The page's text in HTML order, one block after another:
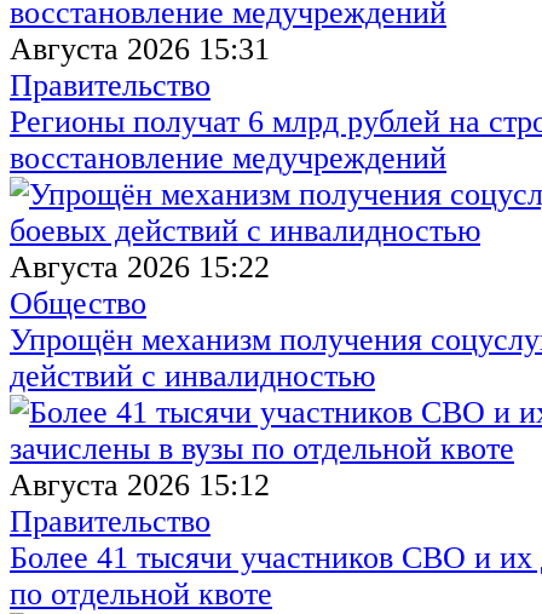
Августа 2026 15:31
Правительство
Регионы получат 6 млрд рублей на
восстановление медучреждений
Августа 2026 15:22
Общество
Упрощён механизм получения
действий с инвалидностью
Августа 2026 15:12
Правительство
Более 41 тысячи участников СВО и их
по отдельной квоте